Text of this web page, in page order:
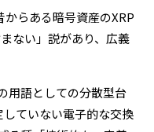
らある暗号資産のXRP
ない」説があり、広義
用語としての分散型台
ていない電子的な交換